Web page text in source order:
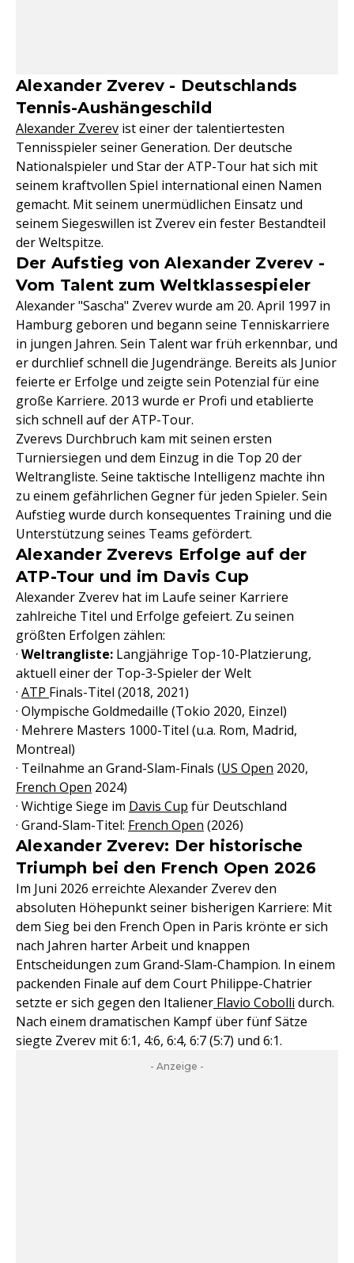
Alexander Zverev - Deutschlands
Tennis-Aushängeschild
Alexander Zverev ist einer der talentiertesten
Tennisspieler seiner Generation. Der deutsche
Nationalspieler und Star der ATP-Tour hat sich mit
seinem kraftvollen Spiel international einen Namen
gemacht. Mit seinem unermüdlichen Einsatz und
seinem Siegeswillen ist Zverev ein fester Bestandteil
der Weltspitze.
Der Aufstieg von Alexander Zverev -
Vom Talent zum Weltklassespieler
Alexander "Sascha" Zverev wurde am 20. April 1997 in
Hamburg geboren und begann seine Tenniskarriere
in jungen Jahren. Sein Talent war früh erkennbar, und
er durchlief schnell die Jugendränge. Bereits als Junior
feierte er Erfolge und zeigte sein Potenzial für eine
große Karriere. 2013 wurde er Profi und etablierte
sich schnell auf der ATP-Tour.
Zverevs Durchbruch kam mit seinen ersten
Turniersiegen und dem Einzug in die Top 20 der
Weltrangliste. Seine taktische Intelligenz machte ihn
zu einem gefährlichen Gegner für jeden Spieler. Sein
Aufstieg wurde durch konsequentes Training und die
Unterstützung seines Teams gefördert.
Alexander Zverevs Erfolge auf der
ATP-Tour und im Davis Cup
Alexander Zverev hat im Laufe seiner Karriere
zahlreiche Titel und Erfolge gefeiert. Zu seinen
größten Erfolgen zählen:
· Weltrangliste: Langjährige Top-10-Platzierung,
aktuell einer der Top-3-Spieler der Welt
· ATP Finals-Titel (2018, 2021)
· Olympische Goldmedaille (Tokio 2020, Einzel)
· Mehrere Masters 1000-Titel (u.a. Rom, Madrid,
Montreal)
· Teilnahme an Grand-Slam-Finals (US Open 2020,
French Open 2024)
· Wichtige Siege im Davis Cup für Deutschland
· Grand-Slam-Titel: French Open (2026)
Alexander Zverev: Der historische
Triumph bei den French Open 2026
Im Juni 2026 erreichte Alexander Zverev den
absoluten Höhepunkt seiner bisherigen Karriere: Mit
dem Sieg bei den French Open in Paris krönte er sich
nach Jahren harter Arbeit und knappen
Entscheidungen zum Grand-Slam-Champion. In einem
packenden Finale auf dem Court Philippe-Chatrier
setzte er sich gegen den Italiener Flavio Cobolli durch.
Nach einem dramatischen Kampf über fünf Sätze
siegte Zverev mit 6:1, 4:6, 6:4, 6:7 (5:7) und 6:1.
- Anzeige -